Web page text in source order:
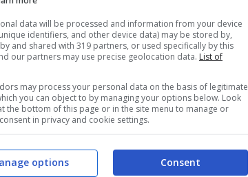
data will be processed and information from your device
identifiers, and other device data) may be stored by,
and shared with 319 partners, or used specifically by this
our partners may use precise geolocation data. List of
may process your personal data on the basis of legitimate
you can object to by managing your options below. Look
the bottom of this page or in the site menu to manage or
in privacy and cookie settings.
Consent
options